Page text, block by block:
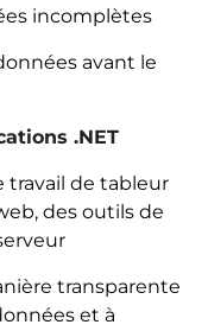
incomplètes
avant le
.NET
travail de tableur
des outils de
transparente
et à